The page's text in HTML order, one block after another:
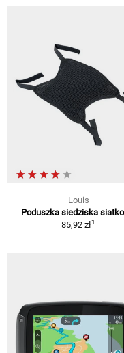
Louis
Poduszka siedziska
85,92 zł1